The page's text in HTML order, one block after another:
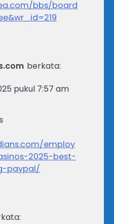
bbs/board
berkata:
pukul 7:57 am
employ
2025-best-
paypal/